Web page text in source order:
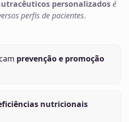
personalizadosé
perfis de pacientes.
prevenção e promoção
nutricionais